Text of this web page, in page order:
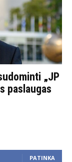
„JP
paslaugas
PATINKA